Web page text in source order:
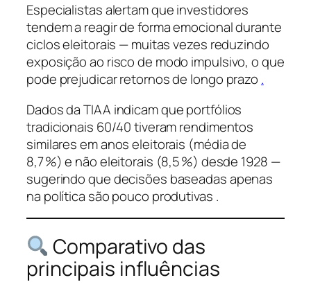
Especialistas alertam que investidores
tendem a reagir de forma emocional durante
ciclos eleitorais — muitas vezes reduzindo
exposição ao risco de modo impulsivo, o que
pode prejudicar retornos de longo prazo .
Dados da TIAA indicam que portfólios
tradicionais 60/40 tiveram rendimentos
similares em anos eleitorais (média de
8,7 %) e não eleitorais (8,5 %) desde 1928 —
sugerindo que decisões baseadas apenas
na política são pouco produtivas .
Comparativo das
principais influências